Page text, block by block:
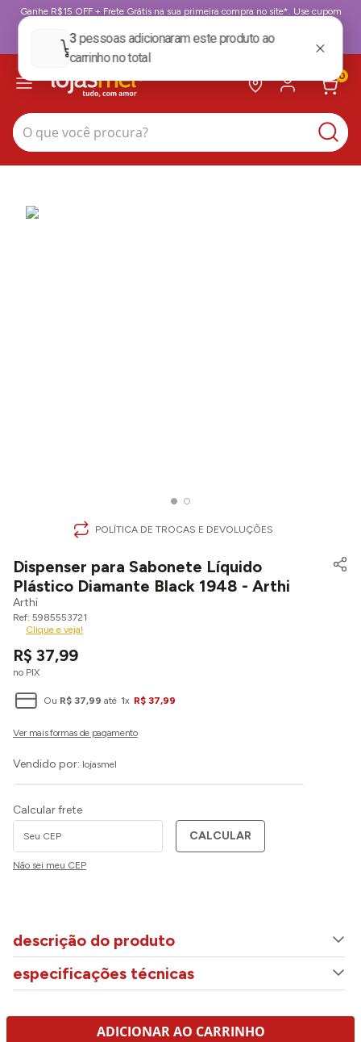
Ganhe R$15 OFF + Frete Grátis na sua primeira compra no site*. Use cupom
BoasVindas
0
O que você procura?
POLÍTICA DE TROCAS E DEVOLUÇÕES
Dispenser para Sabonete Líquido
Plástico Diamante Black 1948 - Arthi
Arthi
5985553721
Clique e veja!
R$ 37,99
no PIX
Ou R$ 37,99 até 1x R$ 37,99
Vendido por: lojasmel
Calcular frete
CALCULAR
Não sei meu CEP
descrição do produto
especificações técnicas
ADICIONAR AO CARRINHO